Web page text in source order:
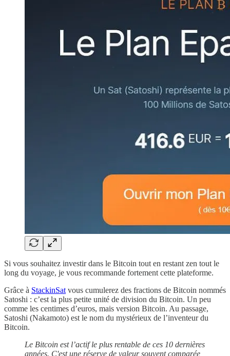
Si vous souhaitez investir dans le Bitcoin tout en restant zen tout le
long du voyage, je vous recommande fortement cette plateforme.
Grâce à StackinSat vous cumulerez des fractions de Bitcoin nommés
Satoshi : c’est la plus petite unité de division du Bitcoin. Un peu
comme les centimes d’euros, mais version Bitcoin. Au passage,
Satoshi (Nakamoto) est le nom du mystérieux de l’inventeur du
Bitcoin.
Le Bitcoin est l’actif le plus rentable de ces 10 dernières
années. C'est une réserve de valeur souvent comparée